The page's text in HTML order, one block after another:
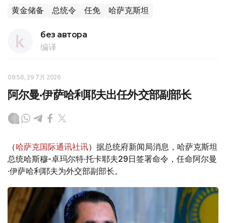
黄金储备 总统令 任免 哈萨克斯坦
без автора
编译
09:56, 29 7月 2026
阿尔曼·伊萨哈利耶夫出任外交部副部长
（哈萨克国际通讯社讯）据总统府新闻局消息，哈萨克斯坦
总统哈斯穆-卓玛尔特·托卡耶夫29日签署命令，任命阿尔曼
·伊萨哈利耶夫为外交部副部长。